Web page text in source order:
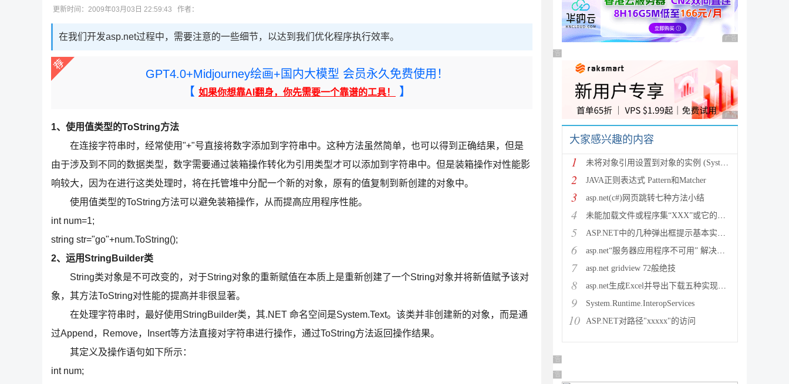
更新时间：2009年03月03日 22:59:43 作者：
在我们开发asp.net过程中，需要注意的一些细节，以达到我们优化程序执行效率。
GPT4.0+Midjourney绘画+国内大模型 会员永久免费使用！
【 如果你想靠AI翻身，你先需要一个靠谱的工具！ 】
1、使用值类型的ToString方法
在连接字符串时，经常使用"+"号直接将数字添加到字符串中。这种方法虽然简单，也可以得到正确结果，但是
由于涉及到不同的数据类型，数字需要通过装箱操作转化为引用类型才可以添加到字符串中。但是装箱操作对性能影
响较大，因为在进行这类处理时，将在托管堆中分配一个新的对象，原有的值复制到新创建的对象中。
使用值类型的ToString方法可以避免装箱操作，从而提高应用程序性能。
int num=1;
string str="go"+num.ToString();
2、运用StringBuilder类
String类对象是不可改变的，对于String对象的重新赋值在本质上是重新创建了一个String对象并将新值赋予该对
象，其方法ToString对性能的提高并非很显著。
在处理字符串时，最好使用StringBuilder类，其.NET 命名空间是System.Text。该类并非创建新的对象，而是通
过Append，Remove，Insert等方法直接对字符串进行操作，通过ToString方法返回操作结果。
其定义及操作语句如下所示：
int num;
广告 商业广告，理性
广告 商业广告，理性选择
广告 商业广告，理性
大家感兴趣的内容
1 未将对象引用设置到对象的实例 (System.NullRef
2 JAVA正则表达式 Pattern和Matcher
3 asp.net(c#)网页跳转七种方法小结
4 未能加载文件或程序集“XXX”或它的某一个依赖项。试图加载格
5 ASP.NET中的几种弹出框提示基本实现方法
6 asp.net“服务器应用程序不可用” 解决方法
7 asp.net gridview 72般绝技
8 asp.net生成Excel并导出下载五种实现方法
9 System.Runtime.InteropServices
10 ASP.NET对路径"xxxxx"的访问
广告 商业广告，理性选择
广告 商业广告，理性选择